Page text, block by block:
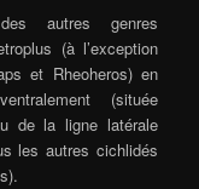
autres genres
(à l’exception
et Rheoheros) en
(située
de la ligne latérale
les autres cichlidés